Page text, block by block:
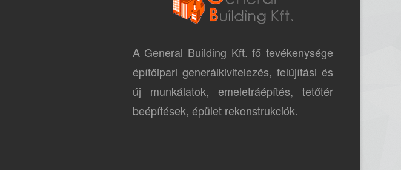
A General Building Kft. fő tevékenysége
építőipari generálkivitelezés, felújítási és
új munkálatok, emeletráépítés, tetőtér
beépítések, épület rekonstrukciók.